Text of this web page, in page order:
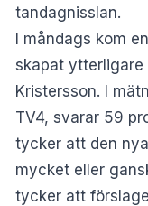
tandagnisslan.
I måndags kom
skapat
Kristersson. I
TV4, svarar 59
tycker att den
mycket eller
tycker att